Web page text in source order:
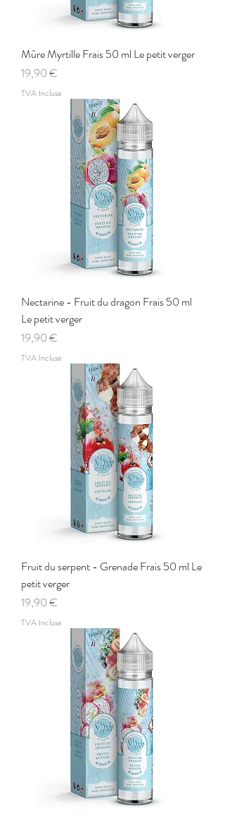
Mûre Myrtille Frais 50 ml Le petit verger
Prix
19,90 €
TVA Incluse
Nectarine - Fruit du dragon Frais 50 ml
Le petit verger
Prix
19,90 €
TVA Incluse
Fruit du serpent - Grenade Frais 50 ml Le
petit verger
Prix
19,90 €
TVA Incluse